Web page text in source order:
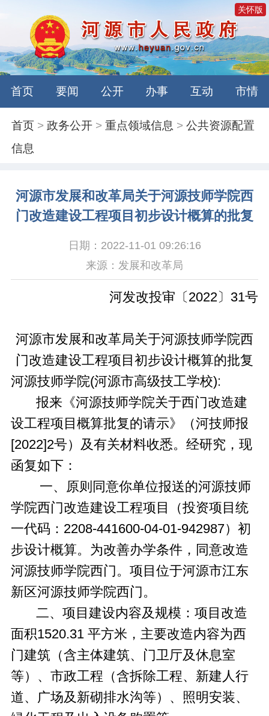
关怀版
首页 要闻 公开 办事 互动 市情
首页 >政务公开 >重点领域信息 >公共资源配置
信息
河源市发展和改革局关于河源技师学院西
门改造建设工程项目初步设计概算的批复
日期：2022-11-01 09:26:16
来源：发展和改革局
河发改投审〔2022〕31号
河源市发展和改革局关于河源技师学院西
门改造建设工程项目初步设计概算的批复
河源技师学院(河源市高级技工学校):
报来《河源技师学院关于西门改造建
设工程项目概算批复的请示》（河技师报
[2022]2号）及有关材料收悉。经研究，现
函复如下：
一、原则同意你单位报送的河源技师
学院西门改造建设工程项目（投资项目统
一代码：2208-441600-04-01-942987）初
步设计概算。为改善办学条件，同意改造
河源技师学院西门。项目位于河源市江东
新区河源技师学院西门。
二、项目建设内容及规模：项目改造
面积1520.31 平方米，主要改造内容为西
门建筑（含主体建筑、门卫厅及休息室
等）、市政工程（含拆除工程、新建人行
道、广场及新砌排水沟等）、照明安装、